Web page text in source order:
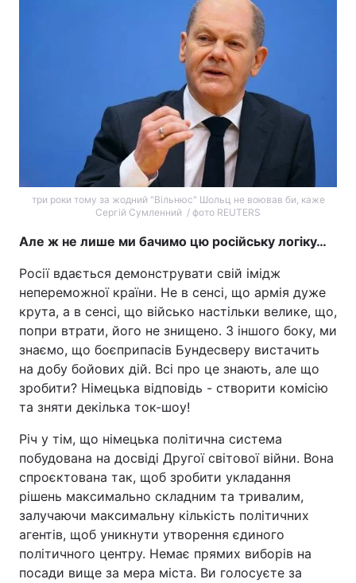
три роки тому за жодний "Вільнюс" Шольц не воював би, каже
Сергій Сумленний / фото REUTERS
Але ж не лише ми бачимо цю російську логіку…
Росії вдається демонструвати свій імідж
непереможної країни. Не в сенсі, що армія дуже
крута, а в сенсі, що військо настільки велике, що,
попри втрати, його не знищено. З іншого боку, ми
знаємо, що боєприпасів Бундесверу вистачить
на добу бойових дій. Всі про це знають, але що
зробити? Німецька відповідь - створити комісію
та зняти декілька ток-шоу!
Річ у тім, що німецька політична система
побудована на досвіді Другої світової війни. Вона
спроєктована так, щоб зробити укладання
рішень максимально складним та тривалим,
залучаючи максимальну кількість політичних
агентів, щоб уникнути утворення єдиного
політичного центру. Немає прямих виборів на
посади вище за мера міста. Ви голосуєте за